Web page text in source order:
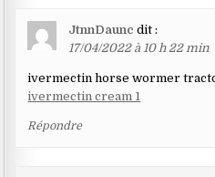
JtnnDaunc dit :
17/04/2022 à 10 h 22 min
ivermectin horse wormer
ivermectin cream 1
Répondre